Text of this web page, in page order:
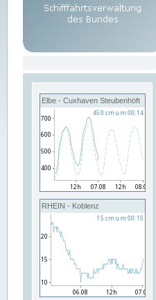
Elbe - Cuxhaven Steubenhöft
RHEIN - Koblenz